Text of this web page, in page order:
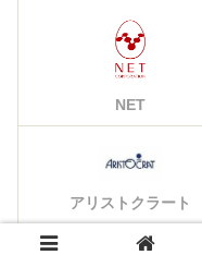
NET
アリストクラート